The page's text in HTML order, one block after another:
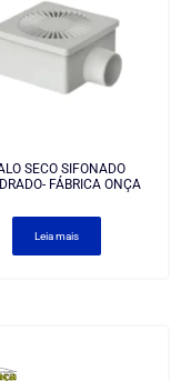
SECO SIFONADO
FÁBRICA ONÇA
Leia mais